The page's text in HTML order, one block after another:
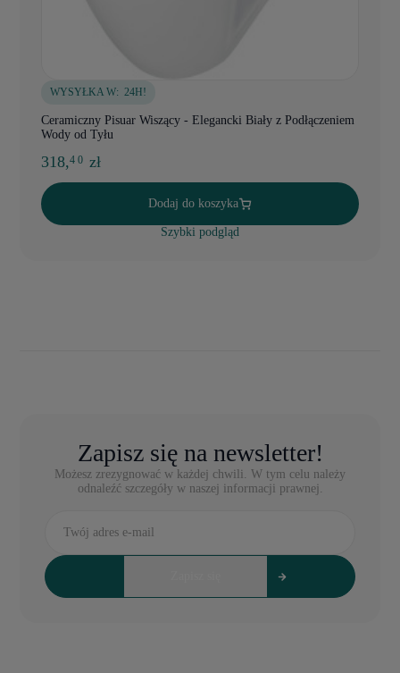
WYSYŁKA W: 24H!
Ceramiczny Pisuar Wiszący - Elegancki Biały z Podłączeniem
Wody od Tyłu
318,4 0 zł
Dodaj do koszyka
Szybki podgląd
Zapisz się na newsletter!
Możesz zrezygnować w każdej chwili. W tym celu należy
odnaleźć szczegóły w naszej informacji prawnej.